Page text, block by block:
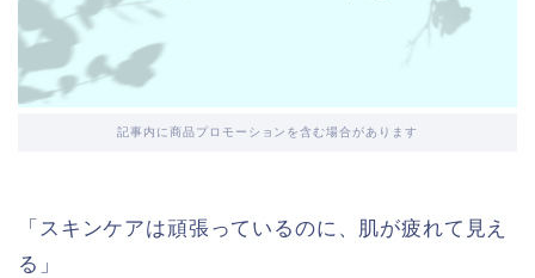
記事内に商品プロモーションを含む場合があります
「スキンケアは頑張っているのに、肌が疲れて見え
る」